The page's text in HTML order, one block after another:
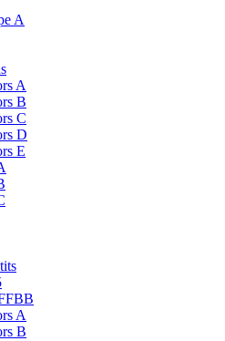
A
A
B
C
D
E
A
B